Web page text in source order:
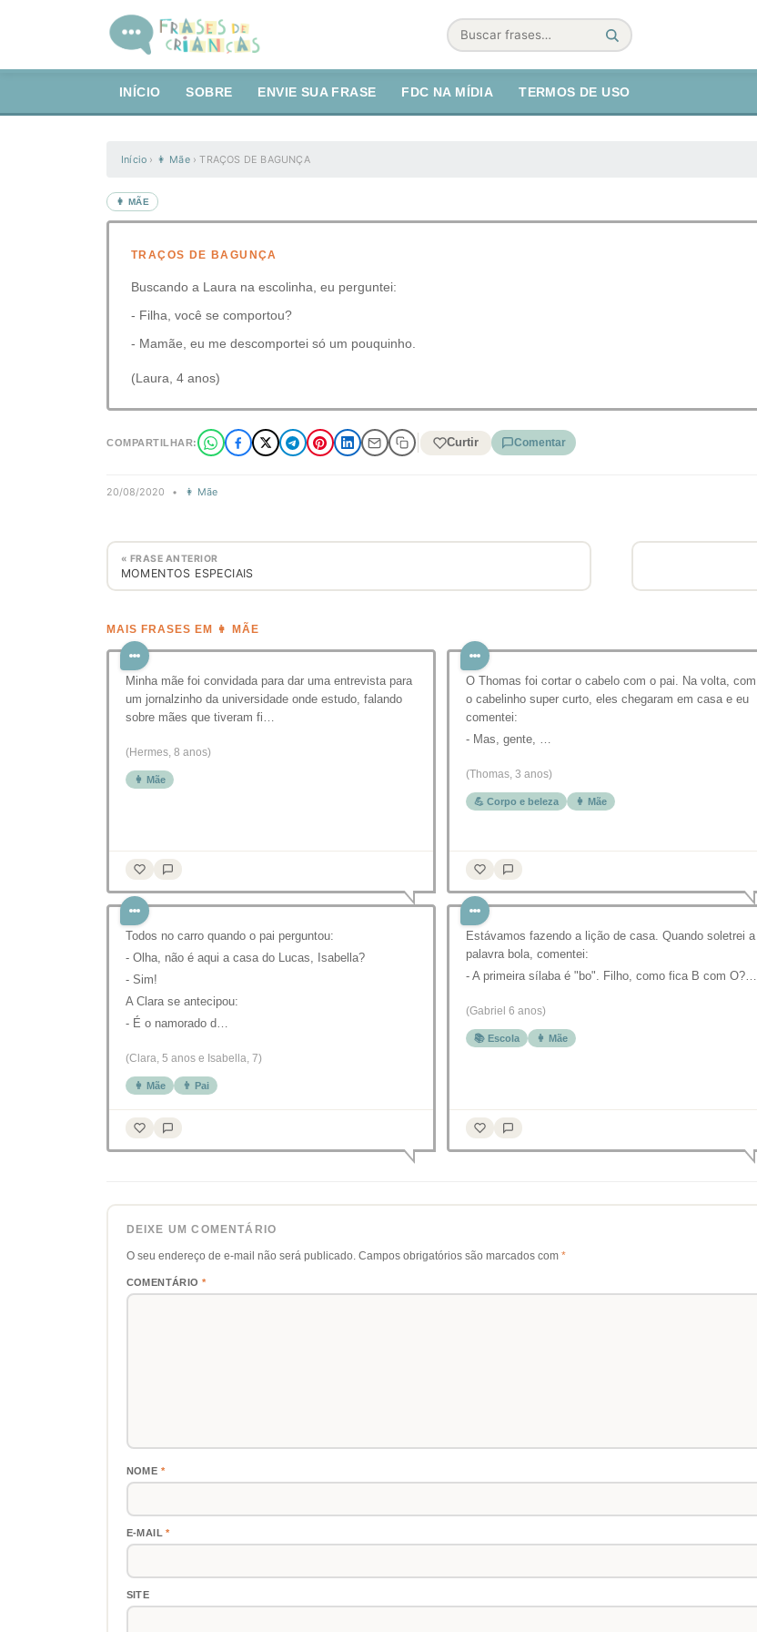
Buscar
INÍCIO SOBRE ENVIE SUA FRASE FDC NA MÍDIA TERMOS DE USO
Início › 👩 Mãe ›TRAÇOS DE BAGUNÇA
👩 MÃE
TRAÇOS DE BAGUNÇA
Buscando a Laura na escolinha, eu perguntei:
- Filha, você se comportou?
- Mamãe, eu me descomportei só um pouquinho.
(Laura, 4 anos)
COMPARTILHAR: Curtir Comentar
20/08/2020 • 👩 Mãe
« FRASE ANTERIOR
MOMENTOS ESPECIAIS
MAIS FRASES EM 👩 MÃE
Minha mãe foi convidada para dar uma entrevista para
um jornalzinho da universidade onde estudo, falando
sobre mães que tiveram fi…
(Hermes, 8 anos)
👩 Mãe
O Thomas foi cortar o cabelo com o pai. Na volta, com
o cabelinho super curto, eles chegaram em casa e eu
comentei:
- Mas, gente, …
(Thomas, 3 anos)
💪 Corpo e beleza 👩 Mãe
Todos no carro quando o pai perguntou:
- Olha, não é aqui a casa do Lucas, Isabella?
- Sim!
A Clara se antecipou:
- É o namorado d…
(Clara, 5 anos e Isabella, 7)
👩 Mãe 👨 Pai
Estávamos fazendo a lição de casa. Quando soletrei a
palavra bola, comentei:
- A primeira sílaba é "bo". Filho, como fica B com O?…
(Gabriel 6 anos)
📚 Escola 👩 Mãe
DEIXE UM COMENTÁRIO
O seu endereço de e-mail não será publicado. Campos obrigatórios são marcados com *
COMENTÁRIO *
NOME *
E-MAIL*
SITE